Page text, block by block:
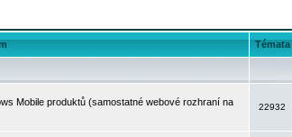
Témata
Mobile produktů (samostatné webové rozhraní na
22932